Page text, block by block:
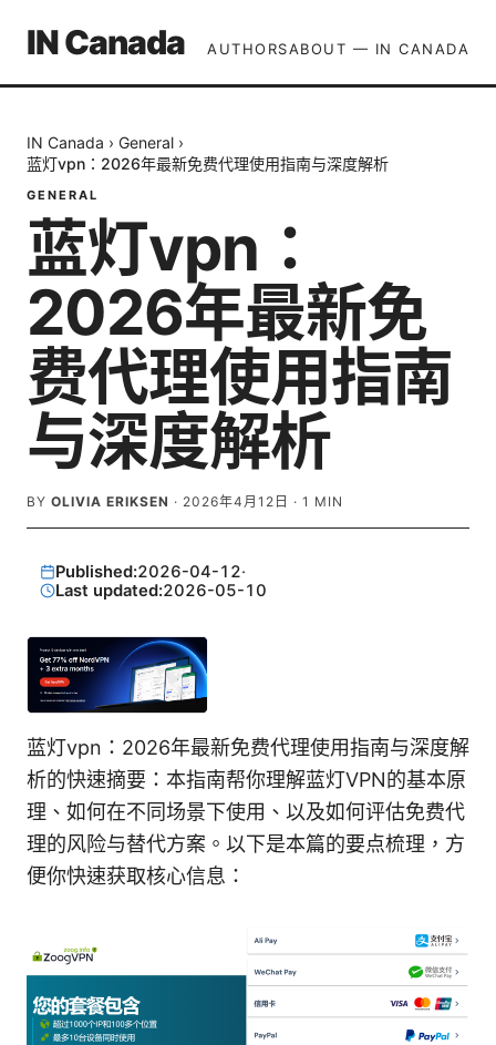
IN Canada AUTHORSABOUT — IN CANADA
IN Canada › General ›
蓝灯vpn：2026年最新免费代理使用指南与深度解析
GENERAL
蓝灯vpn：
2026年最新免
费代理使用指南
与深度解析
BY OLIVIA ERIKSEN · 2026年4月12日 · 1 MIN
Published:2026-04-12·
Last updated:2026-05-10
蓝灯vpn：2026年最新免费代理使用指南与深度解
析的快速摘要：本指南帮你理解蓝灯VPN的基本原
理、如何在不同场景下使用、以及如何评估免费代
理的风险与替代方案。以下是本篇的要点梳理，方
便你快速获取核心信息：